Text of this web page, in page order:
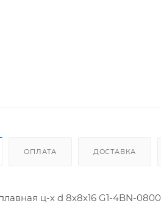
ОПЛАТА ДОСТАВКА
ц-х d 8х8х16 G1-4BN-